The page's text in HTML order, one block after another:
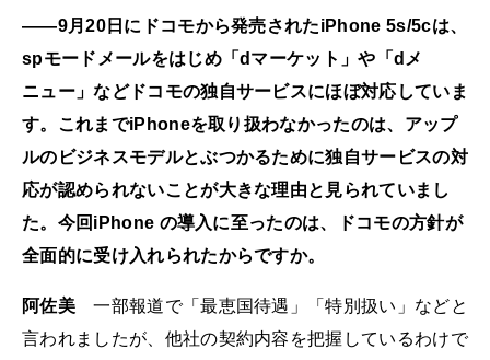
――9月20日にドコモから発売されたiPhone 5s/5cは、
spモードメールをはじめ「dマーケット」や「dメ
ニュー」などドコモの独自サービスにほぼ対応していま
す。これまでiPhoneを取り扱わなかったのは、アップ
ルのビジネスモデルとぶつかるために独自サービスの対
応が認められないことが大きな理由と見られていまし
た。今回iPhone の導入に至ったのは、ドコモの方針が
全面的に受け入れられたからですか。
阿佐美一部報道で「最恵国待遇」「特別扱い」などと
言われましたが、他社の契約内容を把握しているわけで